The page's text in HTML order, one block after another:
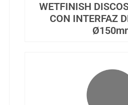
WETFINISH
CON INTERFAZ